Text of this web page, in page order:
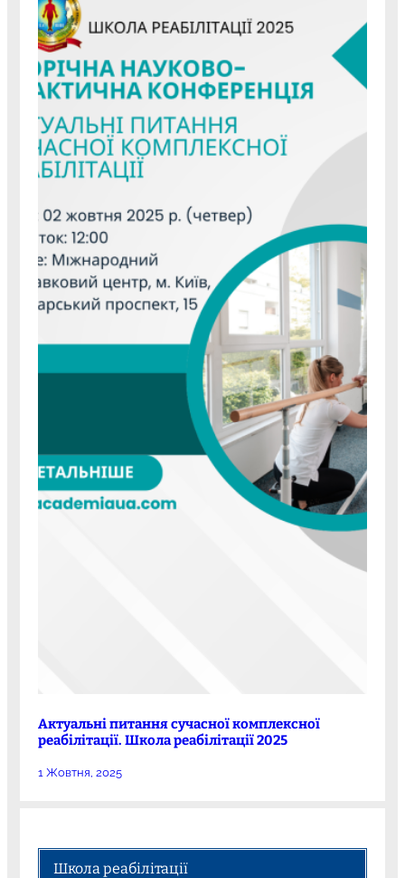
Актуальні питання сучасної комплексної
реабілітації. Школа реабілітації 2025
1 Жовтня, 2025
Школа реабілітації